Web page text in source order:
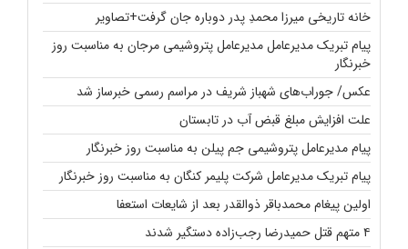
خانه تاریخی میرزا محمدِ پدر دوباره جان گرفت+تصاویر
پیام تبریک مدیرعامل مدیرعامل پتروشیمی مرجان به مناسبت روز
خبرنگار
عکس/ جوراب‌های شهباز شریف در مراسم رسمی خبرساز شد
علت افزایش مبلغ قبض آب در تابستان
پیام مدیرعامل پتروشیمی جم پیلن به مناسبت روز خبرنگار
پیام تبریک مدیرعامل شرکت پلیمر کنگان به مناسبت روز خبرنگار
اولین پیغام محمدباقر ذوالقدر بعد از شایعات استعفا
۴ متهم قتل حمیدرضا رجب‌زاده دستگیر شدند